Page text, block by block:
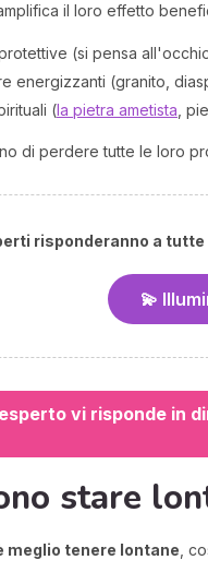
il loro effetto
(si pensa
energizzanti (granito,
(la pietra ametista ,
di perdere tutte le loro
risponderanno a
💫
vi risponde in
stare
meglio tenere lontane ,